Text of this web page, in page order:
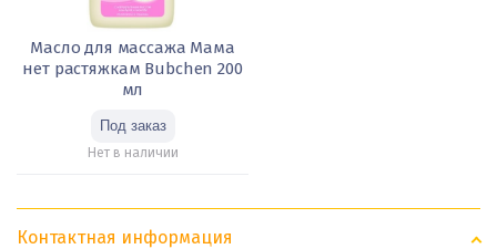
Масло для массажа Мама
нет растяжкам Bubchen 200
мл
Нет в наличии
Контактная информация